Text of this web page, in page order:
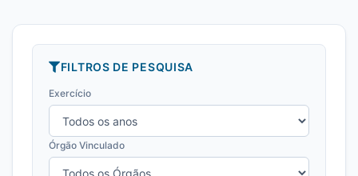
FILTROS DE PESQUISA
Exercício
Órgão Vinculado